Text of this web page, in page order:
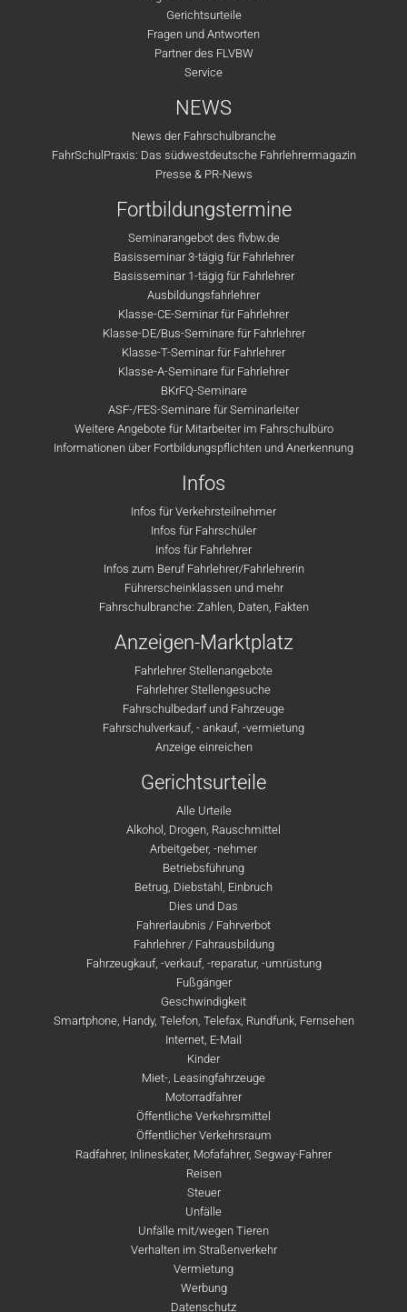
Gerichtsurteile
Fragen und Antworten
Partner des FLVBW
Service
NEWS
News der Fahrschulbranche
FahrSchulPraxis: Das südwestdeutsche Fahrlehrermagazin
Presse & PR-News
Fortbildungstermine
Seminarangebot des flvbw.de
Basisseminar 3-tägig für Fahrlehrer
Basisseminar 1-tägig für Fahrlehrer
Ausbildungsfahrlehrer
Klasse-CE-Seminar für Fahrlehrer
Klasse-DE/Bus-Seminare für Fahrlehrer
Klasse-T-Seminar für Fahrlehrer
Klasse-A-Seminare für Fahrlehrer
BKrFQ-Seminare
ASF-/FES-Seminare für Seminarleiter
Weitere Angebote für Mitarbeiter im Fahrschulbüro
Informationen über Fortbildungspflichten und Anerkennung
Infos
Infos für Verkehrsteilnehmer
Infos für Fahrschüler
Infos für Fahrlehrer
Infos zum Beruf Fahrlehrer/Fahrlehrerin
Führerscheinklassen und mehr
Fahrschulbranche: Zahlen, Daten, Fakten
Anzeigen-Marktplatz
Fahrlehrer Stellenangebote
Fahrlehrer Stellengesuche
Fahrschulbedarf und Fahrzeuge
Fahrschulverkauf, - ankauf, -vermietung
Anzeige einreichen
Gerichtsurteile
Alle Urteile
Alkohol, Drogen, Rauschmittel
Arbeitgeber, -nehmer
Betriebsführung
Betrug, Diebstahl, Einbruch
Dies und Das
Fahrerlaubnis / Fahrverbot
Fahrlehrer / Fahrausbildung
Fahrzeugkauf, -verkauf, -reparatur, -umrüstung
Fußgänger
Geschwindigkeit
Smartphone, Handy, Telefon, Telefax, Rundfunk, Fernsehen
Internet, E-Mail
Kinder
Miet-, Leasingfahrzeuge
Motorradfahrer
Öffentliche Verkehrsmittel
Öffentlicher Verkehrsraum
Radfahrer, Inlineskater, Mofafahrer, Segway-Fahrer
Reisen
Steuer
Unfälle
Unfälle mit/wegen Tieren
Verhalten im Straßenverkehr
Vermietung
Werbung
Datenschutz